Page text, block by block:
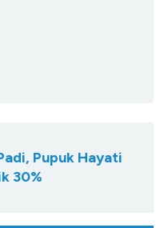
Pupuk Hayati
30%